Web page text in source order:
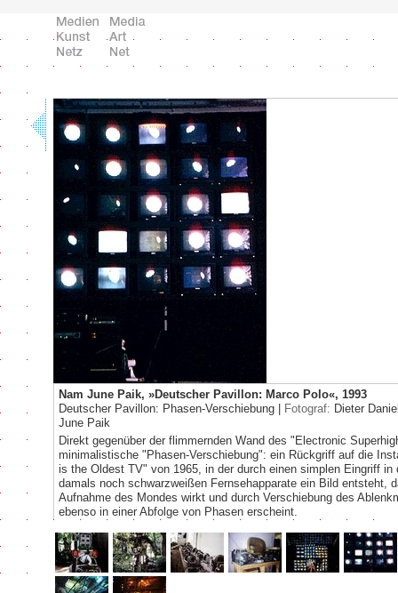
Nam June Paik, »Deutscher Pavillon: Marco Polo«, 1993
Deutscher Pavillon: Phasen-Verschiebung |
Fotograf: Dieter
June Paik
Direkt gegenüber der flimmernden Wand des "Electronic
minimalistische "Phasen-Verschiebung": ein Rückgriff auf die
is the Oldest TV" von 1965, in der durch einen simplen Eingriff in
damals noch schwarzweißen Fernsehapparate ein Bild entsteht,
Aufnahme des Mondes wirkt und durch Verschiebung des
ebenso in einer Abfolge von Phasen erscheint.